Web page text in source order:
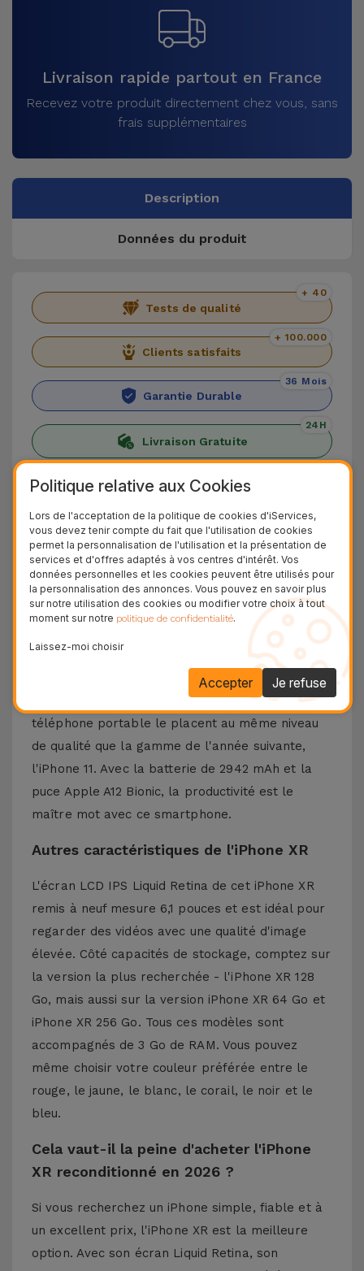
Livraison rapide partout en France
Recevez votre produit directement chez vous, sans
frais supplémentaires
Description
Données du produit
Tests de qualité
+ 40
Clients satisfaits
+ 100.000
Garantie Durable
36 Mois
Livraison Gratuite
24H
Découvrez l'iPhone XR
Nous vous présentons l'iPhone XR, qui s'est
imposé comme l'option la moins chère de 2018.
Bien qu'il ne dispose pas du double capteur
arrière de 12 MP, c'est un smartphone qui place
encore aujourd'hui la qualité d'image et de vidéo
à un niveau élevé. La caméra frontale est de 7
MP, ce qui garantit les meilleurs appels vidéo et
De plus, les matériaux du châssis de ce
téléphone portable le placent au même niveau
de qualité que la gamme de l'année suivante,
l'iPhone 11. Avec la batterie de 2942 mAh et la
puce Apple A12 Bionic, la productivité est le
maître mot avec ce smartphone.
Autres caractéristiques de l'iPhone XR
L'écran LCD IPS Liquid Retina de cet iPhone XR
remis à neuf mesure 6,1 pouces et est idéal pour
regarder des vidéos avec une qualité d'image
élevée. Côté capacités de stockage, comptez sur
la version la plus recherchée - l'iPhone XR 128
Go, mais aussi sur la version iPhone XR 64 Go et
iPhone XR 256 Go. Tous ces modèles sont
accompagnés de 3 Go de RAM. Vous pouvez
même choisir votre couleur préférée entre le
rouge, le jaune, le blanc, le corail, le noir et le
bleu.
Cela vaut-il la peine d'acheter l'iPhone
XR reconditionné en 2026 ?
Si vous recherchez un iPhone simple, fiable et à
un excellent prix, l'iPhone XR est la meilleure
option. Avec son écran Liquid Retina, son
Politique relative aux Cookies
Lors de l'acceptation de la politique de cookies d'iServices,
vous devez tenir compte du fait que l'utilisation de cookies
permet la personnalisation de l'utilisation et la présentation de
services et d'offres adaptés à vos centres d'intérêt. Vos
données personnelles et les cookies peuvent être utilisés pour
la personnalisation des annonces. Vous pouvez en savoir plus
sur notre utilisation des cookies ou modifier votre choix à tout
moment sur notre politique de confidentialité.
Laissez-moi choisir
Je refuse
Accepter